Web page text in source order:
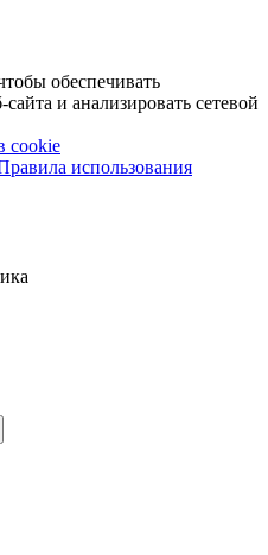
обеспечивать
и анализировать сетевой
cookie
использования